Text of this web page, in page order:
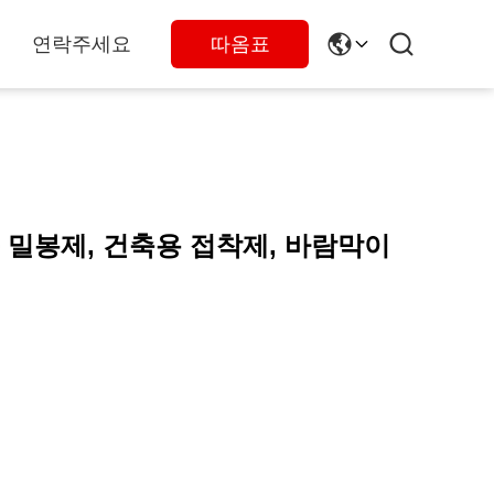
연락주세요 따옴표
봉제, 건축용 접착제, 바람막이